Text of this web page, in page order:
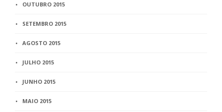
OUTUBRO 2015
SETEMBRO 2015
AGOSTO 2015
JULHO 2015
JUNHO 2015
MAIO 2015